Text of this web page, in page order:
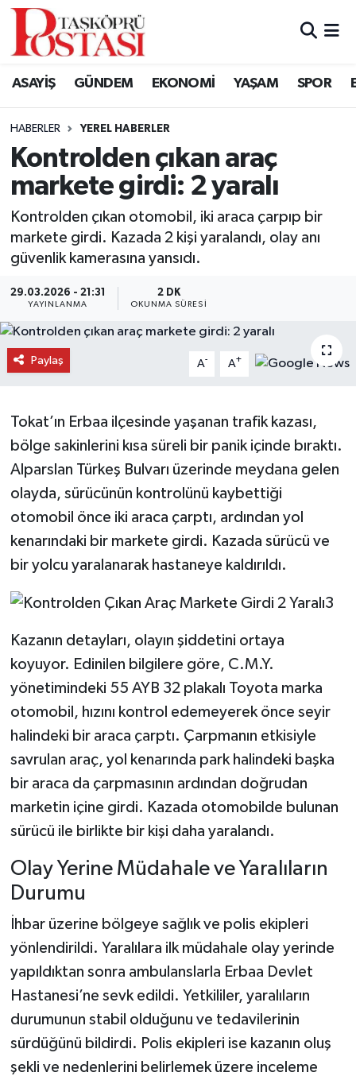
ASAYİŞ GÜNDEM EKONOMİ YAŞAM SPOR
HABERLER YEREL HABERLER
Kontrolden çıkan araç
markete girdi: 2 yaralı
Kontrolden çıkan otomobil, iki araca çarpıp bir
markete girdi. Kazada 2 kişi yaralandı, olay anı
güvenlik kamerasına yansıdı.
29.03.2026 - 21:31
YAYINLANMA
2 DK
OKUNMA SÜRESI
Paylaş A- A+
Tokat’ın Erbaa ilçesinde yaşanan trafik kazası,
bölge sakinlerini kısa süreli bir panik içinde bıraktı.
Alparslan Türkeş Bulvarı üzerinde meydana gelen
olayda, sürücünün kontrolünü kaybettiği
otomobil önce iki araca çarptı, ardından yol
kenarındaki bir markete girdi. Kazada sürücü ve
bir yolcu yaralanarak hastaneye kaldırıldı.
Kazanın detayları, olayın şiddetini ortaya
koyuyor. Edinilen bilgilere göre, C.M.Y.
yönetimindeki 55 AYB 32 plakalı Toyota marka
otomobil, hızını kontrol edemeyerek önce seyir
halindeki bir araca çarptı. Çarpmanın etkisiyle
savrulan araç, yol kenarında park halindeki başka
bir araca da çarpmasının ardından doğrudan
marketin içine girdi. Kazada otomobilde bulunan
sürücü ile birlikte bir kişi daha yaralandı.
Olay Yerine Müdahale ve Yaralıların
Durumu
İhbar üzerine bölgeye sağlık ve polis ekipleri
yönlendirildi. Yaralılara ilk müdahale olay yerinde
yapıldıktan sonra ambulanslarla Erbaa Devlet
Hastanesi’ne sevk edildi. Yetkililer, yaralıların
durumunun stabil olduğunu ve tedavilerinin
sürdüğünü bildirdi. Polis ekipleri ise kazanın oluş
şekli ve nedenlerini belirlemek üzere inceleme
Kastamonu Vefat Edenler
Araç Haberleri
Azdavay Haberleri
Bozkurt Haberleri
Çatalzeytin Haberleri
Devrekani Haberleri
Doğanyurt Haberleri
İhsangazi Haberleri
Merkez Haberleri
Pınarbaşı Haberleri
Seydiler Haberleri
Taşköprü Haberleri
Tosya Haberleri
Ulusal Haberler
Teknoloji Haberleri
Dünya Haberleri